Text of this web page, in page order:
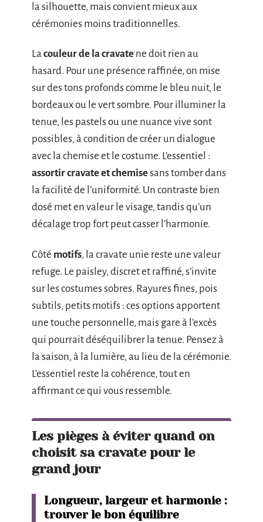
la silhouette, mais convient mieux aux
cérémonies moins traditionnelles.
La couleur de la cravate ne doit rien au
hasard. Pour une présence raffinée, on mise
sur des tons profonds comme le bleu nuit, le
bordeaux ou le vert sombre. Pour illuminer la
tenue, les pastels ou une nuance vive sont
possibles, à condition de créer un dialogue
avec la chemise et le costume. L’essentiel :
assortir cravate et chemisesans tomber dans
la facilité de l’uniformité. Un contraste bien
dosé met en valeur le visage, tandis qu’un
décalage trop fort peut casser l’harmonie.
Côté motifs, la cravate unie reste une valeur
refuge. Le paisley, discret et raffiné, s’invite
sur les costumes sobres. Rayures fines, pois
subtils, petits motifs : ces options apportent
une touche personnelle, mais gare à l’excès
qui pourrait déséquilibrer la tenue. Pensez à
la saison, à la lumière, au lieu de la cérémonie.
L’essentiel reste la cohérence, tout en
affirmant ce qui vous ressemble.
Les pièges à éviter quand on
choisit sa cravate pour le
grand jour
Longueur, largeur et harmonie :
trouver le bon équilibre